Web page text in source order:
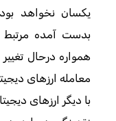
یکسان نخواهد
بدست آمده مرتبط
همواره درحال
معامله ارزهای
با دیگر ارزهای